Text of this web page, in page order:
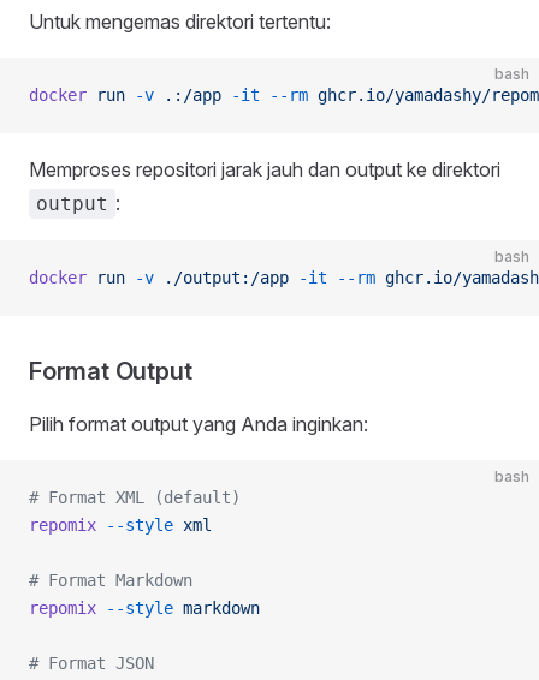
Untuk mengemas direktori tertentu:
bash
docker run -v .:/app -it --rm ghcr.io/yamadashy/
Memproses repositori jarak jauh dan output ke direktori
output :
bash
docker run -v ./output:/app -it --rm ghcr.io/
Format Output
Pilih format output yang Anda inginkan:
bash
# Format XML (default)
repomix --style xml
# Format Markdown
repomix --style markdown
# Format JSON